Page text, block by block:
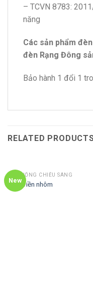
– TCVN 8783:
năng
Các sản phẩm
đèn Rạng Đông
Bảo hành 1 đổi 1
RELATED
New
HỆ THỐNG CHIẾU SÁNG
M11 viền nhôm